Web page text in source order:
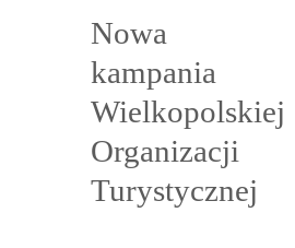
Nowa
kampania
Wielkopolskiej
Organizacji
Turystycznej